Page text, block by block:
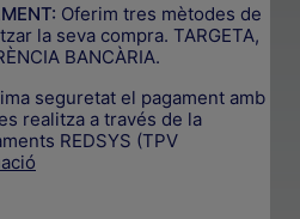
Oferim tres mètodes de
la seva compra. TARGETA,
BANCÀRIA.
seguretat el pagament amb
realitza a través de la
REDSYS (TPV